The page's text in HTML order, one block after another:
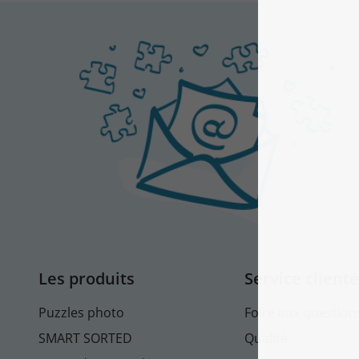
Les produits
Puzzles photo
SMART SORTED
Service
Foire aux
Qualité